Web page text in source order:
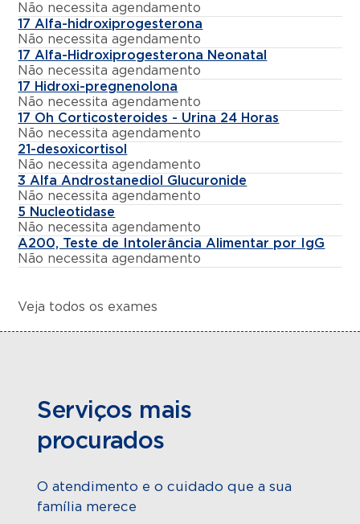
Não necessita agendamento
17 Alfa-hidroxiprogesterona
Não necessita agendamento
17 Alfa-Hidroxiprogesterona Neonatal
Não necessita agendamento
17 Hidroxi-pregnenolona
Não necessita agendamento
17 Oh Corticosteroides - Urina 24 Horas
Não necessita agendamento
21-desoxicortisol
Não necessita agendamento
3 Alfa Androstanediol Glucuronide
Não necessita agendamento
5 Nucleotidase
Não necessita agendamento
A200, Teste de Intolerância Alimentar por IgG
Não necessita agendamento
Veja todos os exames
Serviços mais
procurados
O atendimento e o cuidado que a sua
família merece